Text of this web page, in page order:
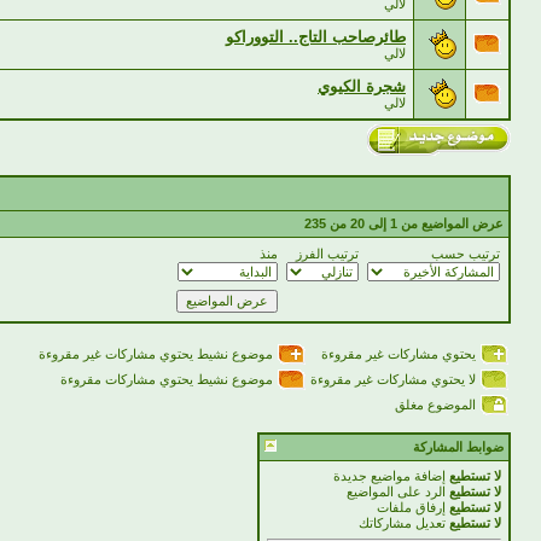
لالي
طائرصاحب التاج.. التووراكو
لالي
شجرة الكيوي
لالي
عرض المواضيع من 1 إلى 20 من 235
ترتيب حسب ترتيب الفرز منذ
يحتوي مشاركات غير مقروءة
موضوع نشيط يحتوي مشاركات غير مقروءة
لا يحتوي مشاركات غير مقروءة
موضوع نشيط يحتوي مشاركات مقروءة
الموضوع مغلق
ضوابط المشاركة
لا تستطيع إضافة مواضيع جديدة
لا تستطيع الرد على المواضيع
لا تستطيع إرفاق ملفات
لا تستطيع تعديل مشاركاتك